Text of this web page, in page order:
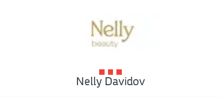
Nelly Davidov